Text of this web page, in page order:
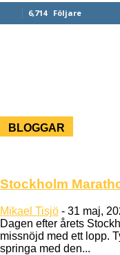
6,714 Följare
BLOGGAR
Stockholm
Mikael Tisjö - 31 maj,
Dagen efter årets
missnöjd med ett lopp.
springa med den...